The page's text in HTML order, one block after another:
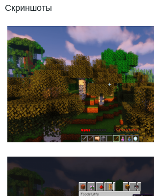
Скриншоты